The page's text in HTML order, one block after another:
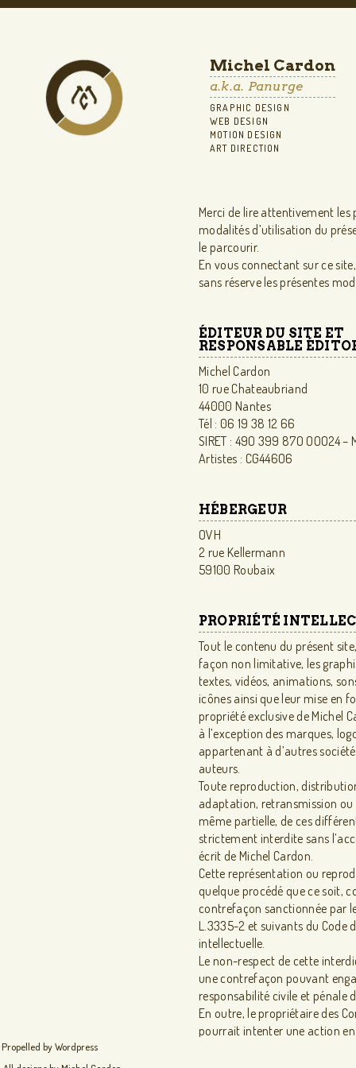
Michel Cardon
a.k.a. Panurge
GRAPHIC DESIGN
WEB DESIGN
MOTION DESIGN
ART DIRECTION
Merci de lire attentivement les
modalités d’utilisation du
le parcourir.
En vous connectant sur ce
sans réserve les présentes
ÉDITEUR DU SITE ET
RESPONSABLE
Michel Cardon
10 rue Chateaubriand
44000 Nantes
Tél : 06 19 38 12 66
SIRET : 49O 399 87O OOO24 –
Artistes : CG446O6
HÉBERGEUR
OVH
2 rue Kellermann
59100 Roubaix
PROPRIÉTÉ
Tout le contenu du présent
façon non limitative, les
textes, vidéos, animations,
icônes ainsi que leur mise en
propriété exclusive de Michel
à l’exception des marques,
appartenant à d’autres
auteurs.
Toute reproduction,
adaptation, retransmission
même partielle, de ces
strictement interdite sans
écrit de Michel Cardon.
Cette représentation ou
quelque procédé que ce soit,
contrefaçon sanctionnée par
L.3335-2 et suivants du Code
intellectuelle.
Le non-respect de cette
une contrefaçon pouvant
responsabilité civile et pénale
En outre, le propriétaire des
pourrait intenter une action
Propelled by Wordpress